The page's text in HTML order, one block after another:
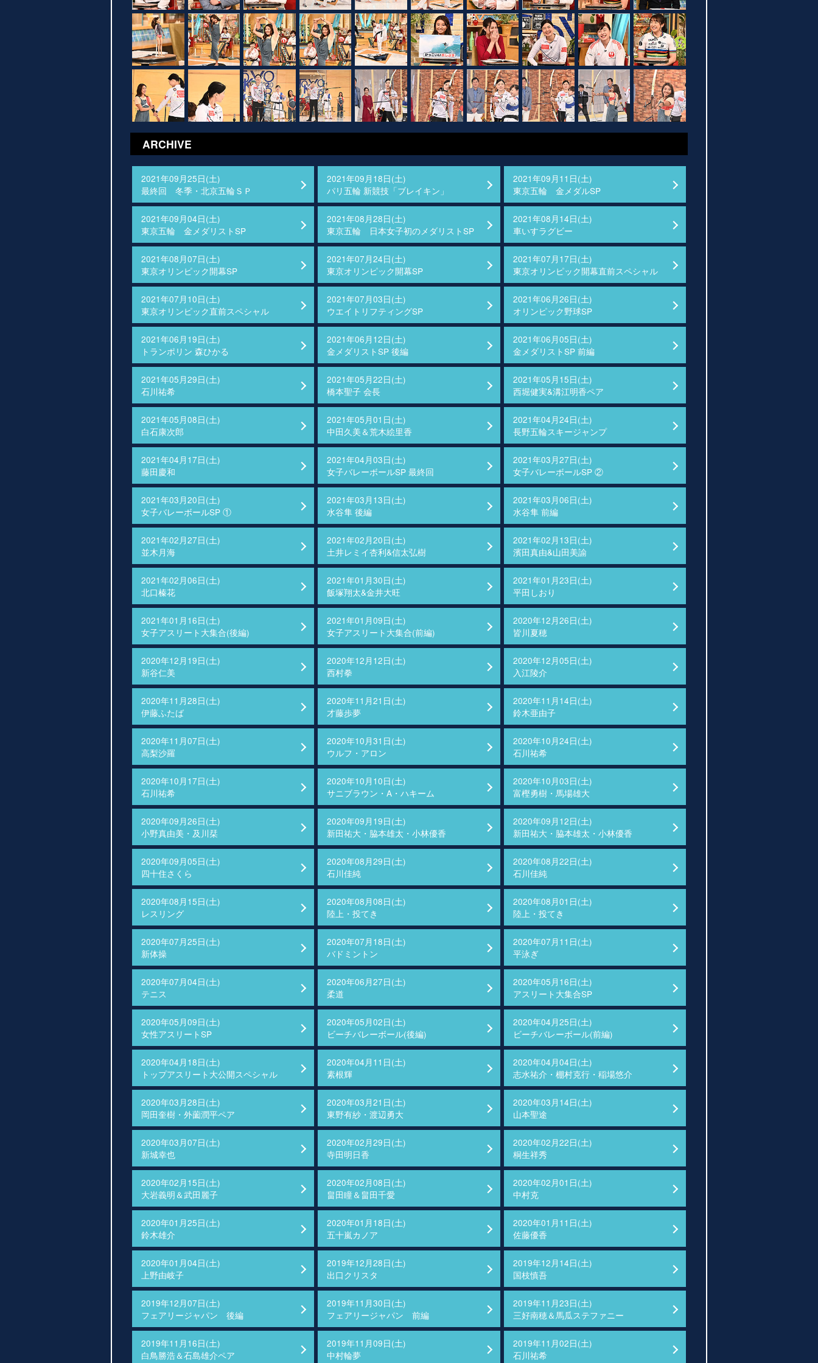
ARCHIVE
2021年09月25日(土)
最終回 冬季・北京五輪ＳＰ
2021年09月18日(土)
パリ五輪 新競技「ブレイキン」
2021年09月11日(土)
東京五輪 金メダルSP
2021年09月04日(土)
東京五輪 金メダリストSP
2021年08月28日(土)
東京五輪 日本女子初のメダリストSP
2021年08月14日(土)
車いすラグビー
2021年08月07日(土)
東京オリンピック開幕SP
2021年07月24日(土)
東京オリンピック開幕SP
2021年07月17日(土)
東京オリンピック開幕直前スペシャル
2021年07月10日(土)
東京オリンピック直前スペシャル
2021年07月03日(土)
ウエイトリフティングSP
2021年06月26日(土)
オリンピック野球SP
2021年06月19日(土)
トランポリン 森ひかる
2021年06月12日(土)
金メダリストSP 後編
2021年06月05日(土)
金メダリストSP 前編
2021年05月29日(土)
石川祐希
2021年05月22日(土)
橋本聖子 会長
2021年05月15日(土)
西堀健実&溝江明香ペア
2021年05月08日(土)
白石康次郎
2021年05月01日(土)
中田久美＆荒木絵里香
2021年04月24日(土)
長野五輪スキージャンプ
2021年04月17日(土)
藤田慶和
2021年04月03日(土)
女子バレーボールSP 最終回
2021年03月27日(土)
女子バレーボールSP ②
2021年03月20日(土)
女子バレーボールSP ①
2021年03月13日(土)
水谷隼 後編
2021年03月06日(土)
水谷隼 前編
2021年02月27日(土)
並木月海
2021年02月20日(土)
土井レミイ杏利&信太弘樹
2021年02月13日(土)
濱田真由&山田美諭
2021年02月06日(土)
北口榛花
2021年01月30日(土)
飯塚翔太&金井大旺
2021年01月23日(土)
平田しおり
2021年01月16日(土)
女子アスリート大集合(後編)
2021年01月09日(土)
女子アスリート大集合(前編)
2020年12月26日(土)
皆川夏穂
2020年12月19日(土)
新谷仁美
2020年12月12日(土)
西村拳
2020年12月05日(土)
入江陵介
2020年11月28日(土)
伊藤ふたば
2020年11月21日(土)
才藤歩夢
2020年11月14日(土)
鈴木亜由子
2020年11月07日(土)
高梨沙羅
2020年10月31日(土)
ウルフ・アロン
2020年10月24日(土)
石川祐希
2020年10月17日(土)
石川祐希
2020年10月10日(土)
サニブラウン・A・ハキーム
2020年10月03日(土)
富樫勇樹・馬場雄大
2020年09月26日(土)
小野真由美・及川栞
2020年09月19日(土)
新田祐大・脇本雄太・小林優香
2020年09月12日(土)
新田祐大・脇本雄太・小林優香
2020年09月05日(土)
四十住さくら
2020年08月29日(土)
石川佳純
2020年08月22日(土)
石川佳純
2020年08月15日(土)
レスリング
2020年08月08日(土)
陸上・投てき
2020年08月01日(土)
陸上・投てき
2020年07月25日(土)
新体操
2020年07月18日(土)
バドミントン
2020年07月11日(土)
平泳ぎ
2020年07月04日(土)
テニス
2020年06月27日(土)
柔道
2020年05月16日(土)
アスリート大集合SP
2020年05月09日(土)
女性アスリートSP
2020年05月02日(土)
ビーチバレーボール(後編)
2020年04月25日(土)
ビーチバレーボール(前編)
2020年04月18日(土)
トップアスリート大公開スペシャル
2020年04月11日(土)
素根輝
2020年04月04日(土)
志水祐介・棚村克行・稲場悠介
2020年03月28日(土)
岡田奎樹・外薗潤平ペア
2020年03月21日(土)
東野有紗・渡辺勇大
2020年03月14日(土)
山本聖途
2020年03月07日(土)
新城幸也
2020年02月29日(土)
寺田明日香
2020年02月22日(土)
桐生祥秀
2020年02月15日(土)
大岩義明＆武田麗子
2020年02月08日(土)
畠田瞳＆畠田千愛
2020年02月01日(土)
中村克
2020年01月25日(土)
鈴木雄介
2020年01月18日(土)
五十嵐カノア
2020年01月11日(土)
佐藤優香
2020年01月04日(土)
上野由岐子
2019年12月28日(土)
出口クリスタ
2019年12月14日(土)
国枝慎吾
2019年12月07日(土)
フェアリージャパン 後編
2019年11月30日(土)
フェアリージャパン 前編
2019年11月23日(土)
三好南穂＆馬瓜ステファニー
2019年11月16日(土)
白鳥勝浩＆石島雄介ペア
2019年11月09日(土)
中村輪夢
2019年11月02日(土)
石川祐希